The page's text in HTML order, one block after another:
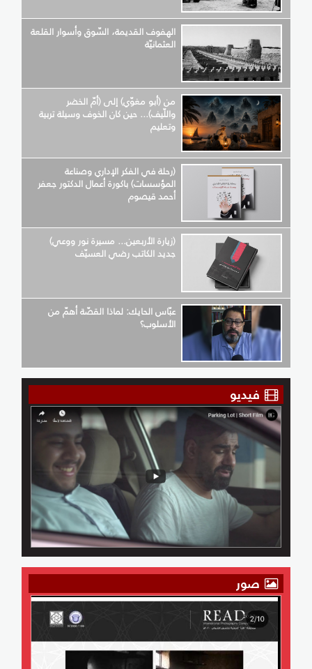
الهفوف القديمة، السّوق وأسوار القلعة
العثمانيّة
من (أبو مغوّي) إلى (أمّ الخضر
واللّيف)... حين كان الخوف وسيلة تربية
وتعليم
(رحلة في الفكر الإداري وصناعة
المؤسسات) باكورة أعمال الدكتور جعفر
أحمد قيصوم
(زيارة الأربعين... مسيرة نور ووعي)
جديد الكاتب رضي العسيّف
عبّاس الحايك: لماذا القصّة أهمّ من
الأسلوب؟
فيديو
صور